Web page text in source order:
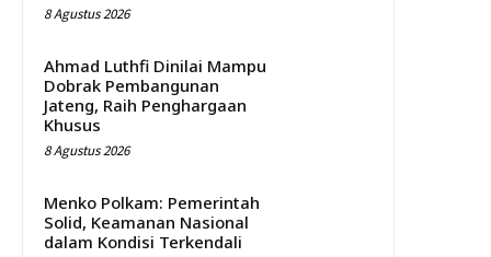
8 Agustus 2026
Ahmad Luthfi Dinilai Mampu
Dobrak Pembangunan
Jateng, Raih Penghargaan
Khusus
8 Agustus 2026
Menko Polkam: Pemerintah
Solid, Keamanan Nasional
dalam Kondisi Terkendali